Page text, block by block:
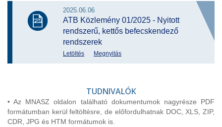
2025.06.06
ATB Közlemény 01/2025 - Nyitott
rendszerű, kettős befecskendező
rendszerek
Letöltés Megnyitás
TUDNIVALÓK
• Az MNASZ oldalon található dokumentumok nagyrésze PDF
formátumban kerül feltöltésre, de előfordulhatnak DOC, XLS, ZIP,
CDR, JPG és HTM formátumok is.